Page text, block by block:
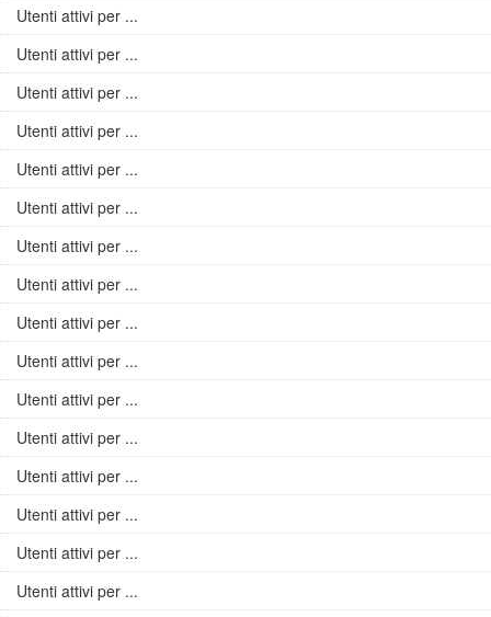
Utenti attivi per ...
Utenti attivi per ...
Utenti attivi per ...
Utenti attivi per ...
Utenti attivi per ...
Utenti attivi per ...
Utenti attivi per ...
Utenti attivi per ...
Utenti attivi per ...
Utenti attivi per ...
Utenti attivi per ...
Utenti attivi per ...
Utenti attivi per ...
Utenti attivi per ...
Utenti attivi per ...
Utenti attivi per ...